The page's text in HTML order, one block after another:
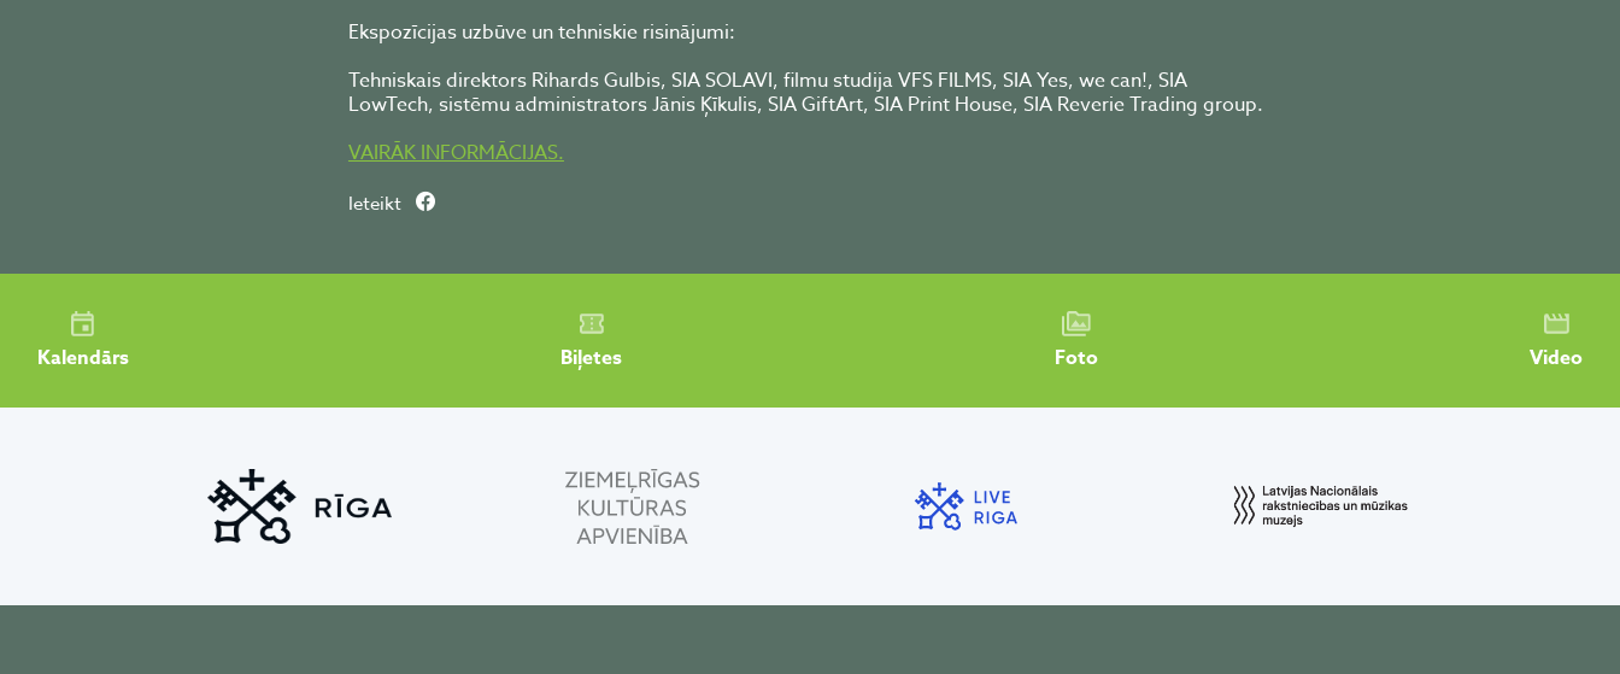
Ekspozīcijas uzbūve un tehniskie risinājumi:
Tehniskais direktors Rihards Gulbis, SIA SOLAVI, filmu studija VFS FILMS, SIA Yes, we can!, SIA
LowTech, sistēmu administrators Jānis Ķīkulis, SIA GiftArt, SIA Print House, SIA Reverie Trading group.
VAIRĀK INFORMĀCIJAS.
Ieteikt
Kalendārs Biļetes Foto Video